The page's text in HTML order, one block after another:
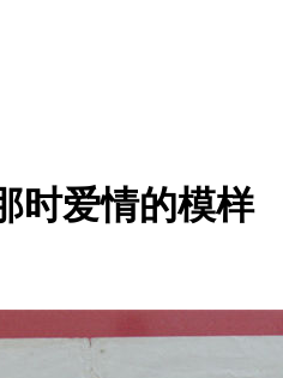
时爱情的模样